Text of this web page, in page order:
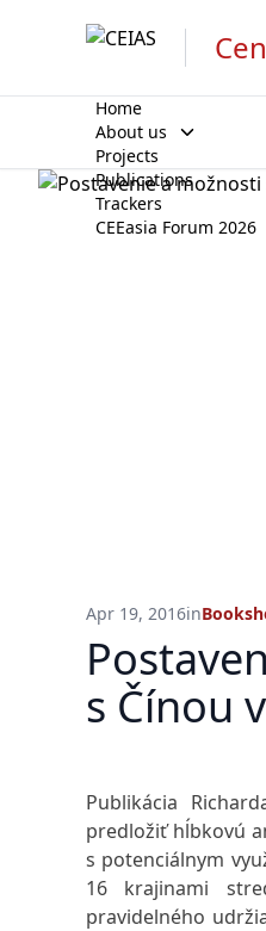
Home
About us
menu
Projects
Publications
Trackers
CEEasia Forum 2026
Apr 19, 2016in
s Čínou
Publikácia
predložiť hĺbkovú
s potenciálnym
16 krajinami
pravidelného